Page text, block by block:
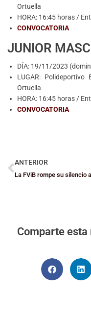
Ortuella
HORA: 16:45 horas /
CONVOCATORIA
JUNIOR
DÍA: 19/11/2023
LUGAR:
Ortuella
HORA: 16:45 horas /
CONVOCATORIA
ANTERIOR
Comparte esta